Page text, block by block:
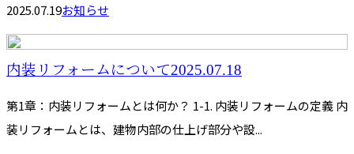
2025.07.19お知らせ
内装リフォームについて2025.07.18
第1章：内装リフォームとは何か？ 1-1. 内装リフォームの定義 内
装リフォームとは、建物内部の仕上げ部分や設...